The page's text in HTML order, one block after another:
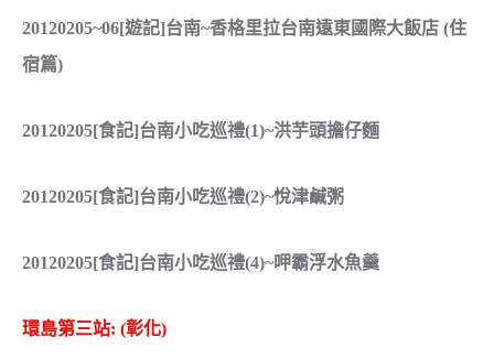
20120205~06[遊記]台南~香格里拉台南遠東國際大飯店 (住
宿篇)
20120205[食記]台南小吃巡禮(1)~洪芋頭擔仔麵
20120205[食記]台南小吃巡禮(2)~悅津鹹粥
20120205[食記]台南小吃巡禮(4)~呷霸浮水魚羹
環島第三站: (彰化)